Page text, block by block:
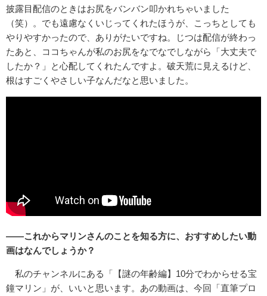
披露目配信のときはお尻をバンバン叩かれちゃいました
（笑）。でも遠慮なくいじってくれたほうが、こっちとしても
やりやすかったので、ありがたいですね。じつは配信が終わっ
たあと、ココちゃんが私のお尻をなでなでしながら「大丈夫で
したか？」と心配してくれたんですよ。破天荒に見えるけど、
根はすごくやさしい子なんだなと思いました。
――これからマリンさんのことを知る方に、おすすめしたい動
画はなんでしょうか？
私のチャンネルにある「【謎の年齢編】10分でわからせる宝
鐘マリン」が、いいと思います。あの動画は、今回「直筆プロ